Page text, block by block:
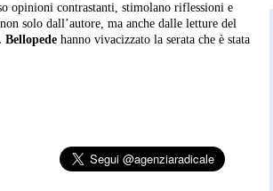
opinioni contrastanti, stimolano riflessioni e
solo dall’autore, ma anche dalle letture del
Bellopede hanno vivacizzato la serata che è stata